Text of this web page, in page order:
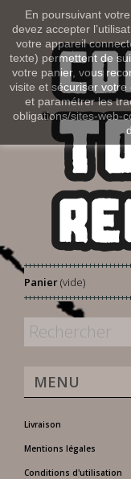
En poursuivant
devez accepter
votre appareil
texte) permettent de
votre panier, vous
visite et sécuriser
et paramétrer les
obligations/sites-web-
Panier(vide)
MENU
Livraison
Mentions légales
Conditions d'utilisation